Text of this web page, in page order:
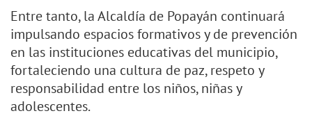
Entre tanto, la Alcaldía de Popayán continuará
impulsando espacios formativos y de prevención
en las instituciones educativas del municipio,
fortaleciendo una cultura de paz, respeto y
responsabilidad entre los niños, niñas y
adolescentes.